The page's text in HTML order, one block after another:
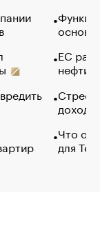
основ
ЕС
нефти
Что
для